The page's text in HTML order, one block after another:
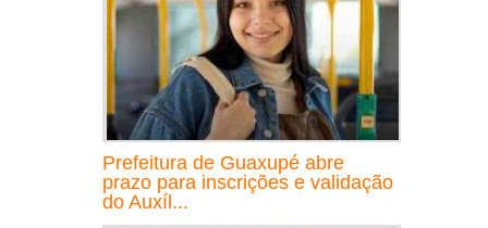
Prefeitura de Guaxupé abre
prazo para inscrições e validação
do Auxíl...